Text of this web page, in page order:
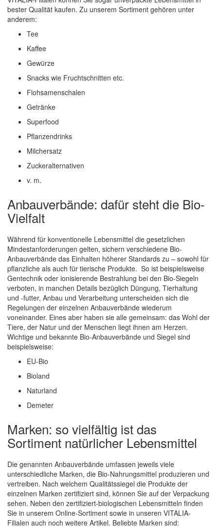
bester Qualität kaufen. Zu unserem Sortiment gehören unter
anderem:
Tee
Kaffee
Gewürze
Snacks wie Fruchtschnitten etc.
Flohsamenschalen
Getränke
Superfood
Pflanzendrinks
Milchersatz
Zuckeralternativen
v. m.
Anbauverbände: dafür steht die Bio-
Vielfalt
Während für konventionelle Lebensmittel die gesetzlichen
Mindestanforderungen gelten, sichern verschiedene Bio-
Anbauverbände das Einhalten höherer Standards zu – sowohl für
pflanzliche als auch für tierische Produkte. So ist beispielsweise
Gentechnik oder ionisierende Bestrahlung bei den Bio-Siegeln
verboten, in manchen Details bezüglich Düngung, Tierhaltung
und -futter, Anbau und Verarbeitung unterscheiden sich die
Regelungen der einzelnen Anbauverbände wiederum
voneinander. Eines aber haben sie alle gemeinsam: das Wohl der
Tiere, der Natur und der Menschen liegt ihnen am Herzen.
Wichtige und bekannte Bio-Anbauverbände und Siegel sind
beispielsweise:
EU-Bio
Bioland
Naturland
Demeter
Marken: so vielfältig ist das
Sortiment natürlicher Lebensmittel
Die genannten Anbauverbände umfassen jeweils viele
unterschiedliche Marken, die Bio-Nahrungsmittel produzieren und
vertreiben. Nach welchem Qualitätssiegel die Produkte der
einzelnen Marken zertifiziert sind, können Sie auf der Verpackung
sehen. Neben den zertifiziert-biologischen Lebensmitteln finden
Sie in unserem Online-Sortiment sowie in unseren VITALIA-
Filialen auch noch weitere Artikel. Beliebte Marken sind: